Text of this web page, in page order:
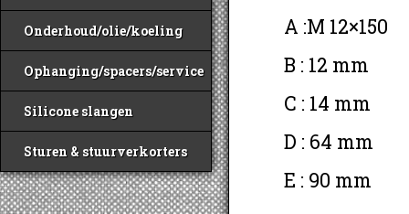
Onderhoud/olie/koeling
Ophanging/spacers/service
Silicone slangen
Sturen & stuurverkorters
A :M 12×150
B : 12 mm
C : 14 mm
D : 64 mm
E : 90 mm